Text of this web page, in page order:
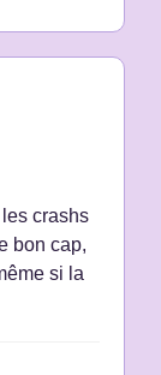
crashs
bon cap,
si la